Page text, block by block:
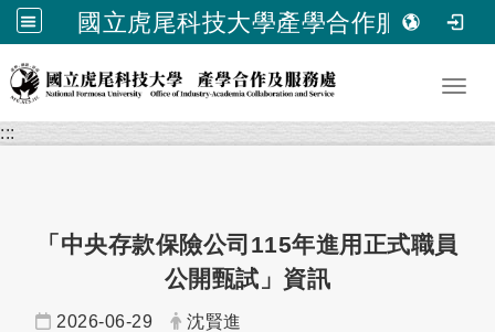
國立虎尾科技大學產學合作服務處
跳到主要內容
:::
「中央存款保險公司115年進用正式職員
公開甄試」資訊
日期：
2026-06-29 發布者：
沈賢進